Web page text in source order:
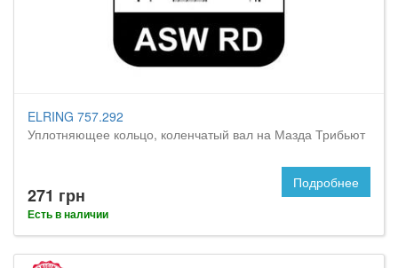
ELRING 757.292
Уплотняющее кольцо, коленчатый вал на Мазда Трибьют
271 грн
Есть в наличии
Подробнее